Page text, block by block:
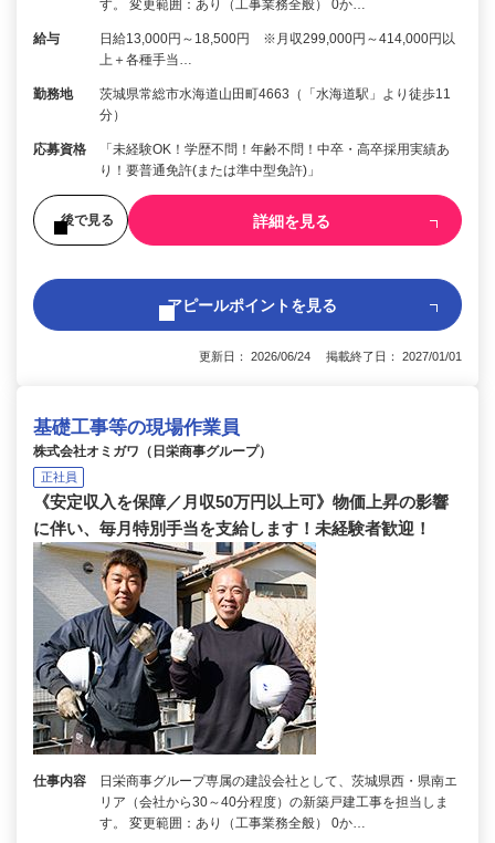
す。 変更範囲：あり（工事業務全般） 0か…
給与
日給13,000円～18,500円 ※月収299,000円～414,000円以
上＋各種手当…
勤務地
茨城県常総市水海道山田町4663（「水海道駅」より徒歩11
分）
応募資格
「未経験OK！学歴不問！年齢不問！中卒・高卒採用実績あ
り！要普通免許(または準中型免許)」
後で見る 詳細を見る
アピールポイントを見る
更新日： 2026/06/24 掲載終了日： 2027/01/01
基礎工事等の現場作業員
株式会社オミガワ（日栄商事グループ）
正社員
《安定収入を保障／月収50万円以上可》物価上昇の影響
に伴い、毎月特別手当を支給します！未経験者歓迎！
仕事内容
日栄商事グループ専属の建設会社として、茨城県西・県南エ
リア（会社から30～40分程度）の新築戸建工事を担当しま
す。 変更範囲：あり（工事業務全般） 0か…